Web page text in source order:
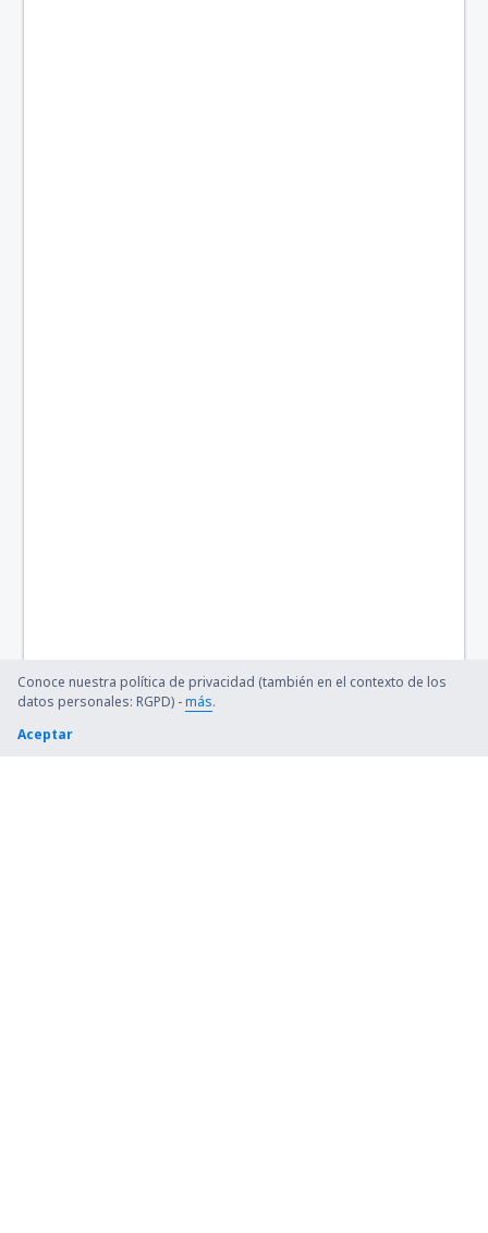
Conoce nuestra política de privacidad (también en el contexto de los
datos personales: RGPD) -más.
Aceptar